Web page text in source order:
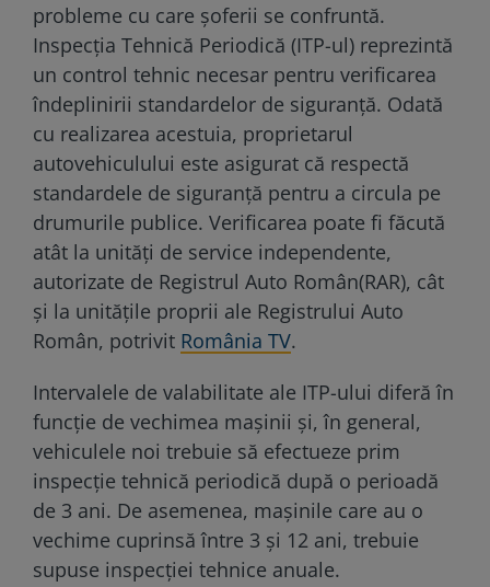
probleme cu care șoferii se confruntă.
Inspecția Tehnică Periodică (ITP-ul) reprezintă
un control tehnic necesar pentru verificarea
îndeplinirii standardelor de siguranță. Odată
cu realizarea acestuia, proprietarul
autovehiculului este asigurat că respectă
standardele de siguranță pentru a circula pe
drumurile publice. Verificarea poate fi făcută
atât la unități de service independente,
autorizate de Registrul Auto Român(RAR), cât
și la unitățile proprii ale Registrului Auto
Român, potrivit România TV.
Intervalele de valabilitate ale ITP-ului diferă în
funcție de vechimea mașinii și, în general,
vehiculele noi trebuie să efectueze prim
inspecție tehnică periodică după o perioadă
de 3 ani. De asemenea, mașinile care au o
vechime cuprinsă între 3 și 12 ani, trebuie
supuse inspecției tehnice anuale.